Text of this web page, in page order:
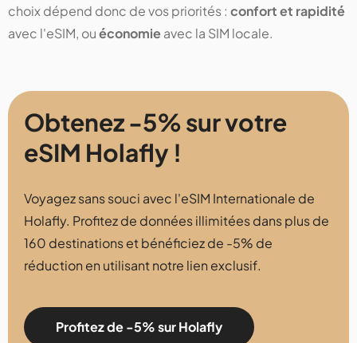
choix dépend donc de vos priorités : confort et rapidité
avec l'eSIM, ouéconomieavec la SIM locale.
Obtenez -5% sur votre
eSIM Holafly !
Voyagez sans souci avec l'eSIM Internationale de
Holafly. Profitez de données illimitées dans plus de
160 destinations et bénéficiez de -5% de
réduction en utilisant notre lien exclusif.
Profitez de -5% sur Holafly